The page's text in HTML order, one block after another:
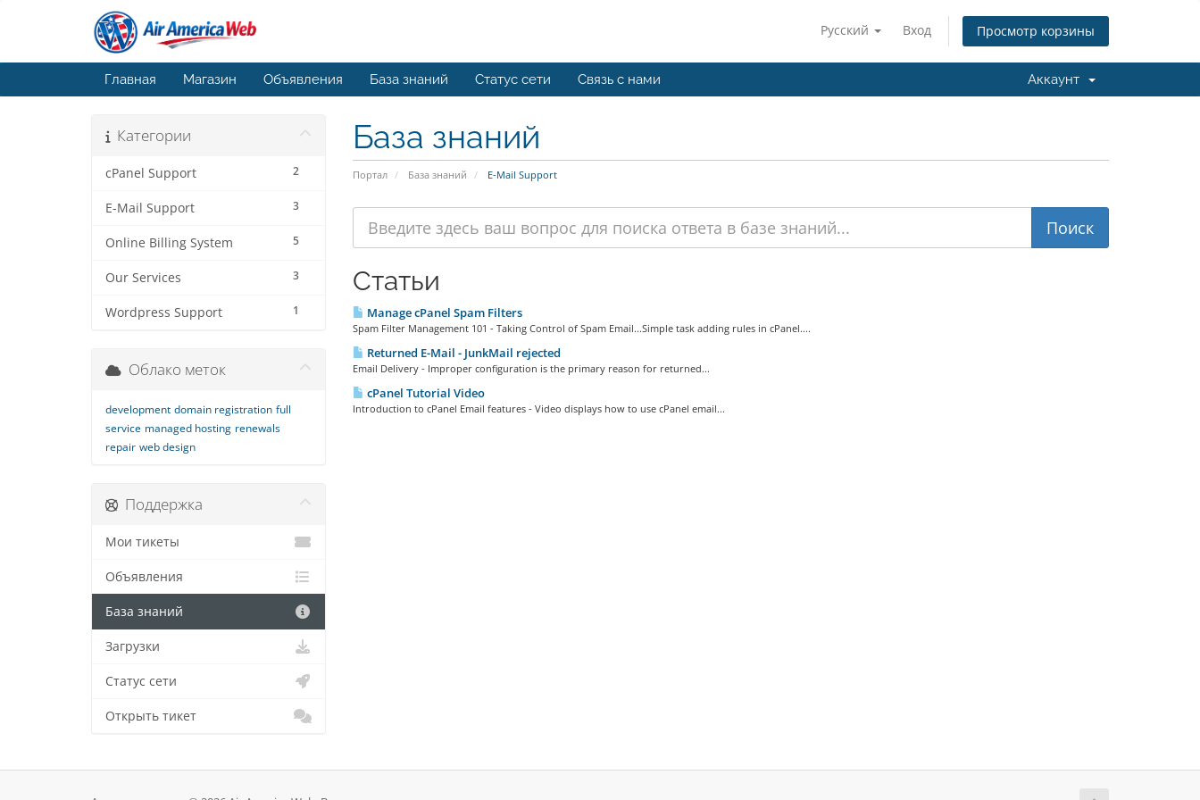
Русский Вход Просмотр корзины
Главная Магазин Объявления База знаний Статус сети Связь с нами Аккаунт
База знаний
Портал База знаний E-Mail Support
Категории
2
cPanel Support
3
E-Mail Support
5
Online Billing System
3
Our Services
1
Wordpress Support
Статьи
Manage cPanel Spam Filters
Spam Filter Management 101 - Taking Control of Spam Email...Simple task adding rules in cPanel....
Returned E-Mail - JunkMail rejected
Email Delivery - Improper configuration is the primary reason for returned...
cPanel Tutorial Video
Introduction to cPanel Email features - Video displays how to use cPanel email...
Облако меток
development domain registration full
service managed hosting renewals
repair web design
Поддержка
Мои тикеты
Объявления
База знаний
Загрузки
Статус сети
Открыть тикет